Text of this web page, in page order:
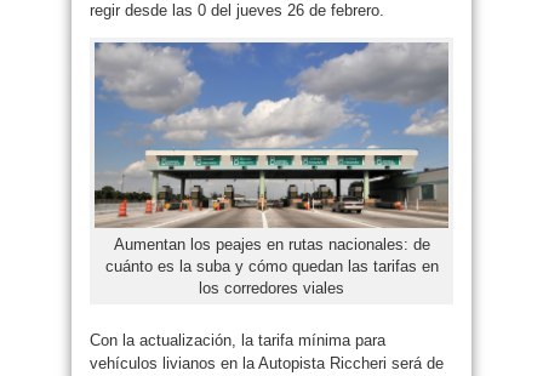
regir desde las 0 del jueves 26 de febrero.
Aumentan los peajes en rutas nacionales: de
cuánto es la suba y cómo quedan las tarifas en
los corredores viales
Con la actualización, la tarifa mínima para
vehículos livianos en la Autopista Riccheri será de